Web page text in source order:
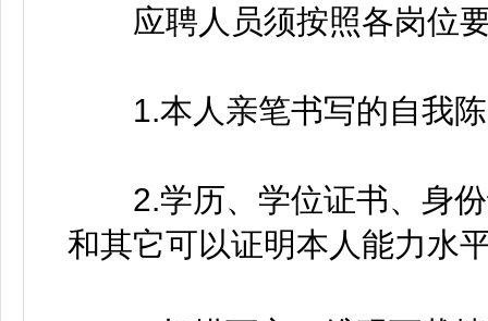
应聘人员须按照各岗位要
1.本人亲笔书写的自我
2.学历、学位证书、身份
和其它可以证明本人能力水